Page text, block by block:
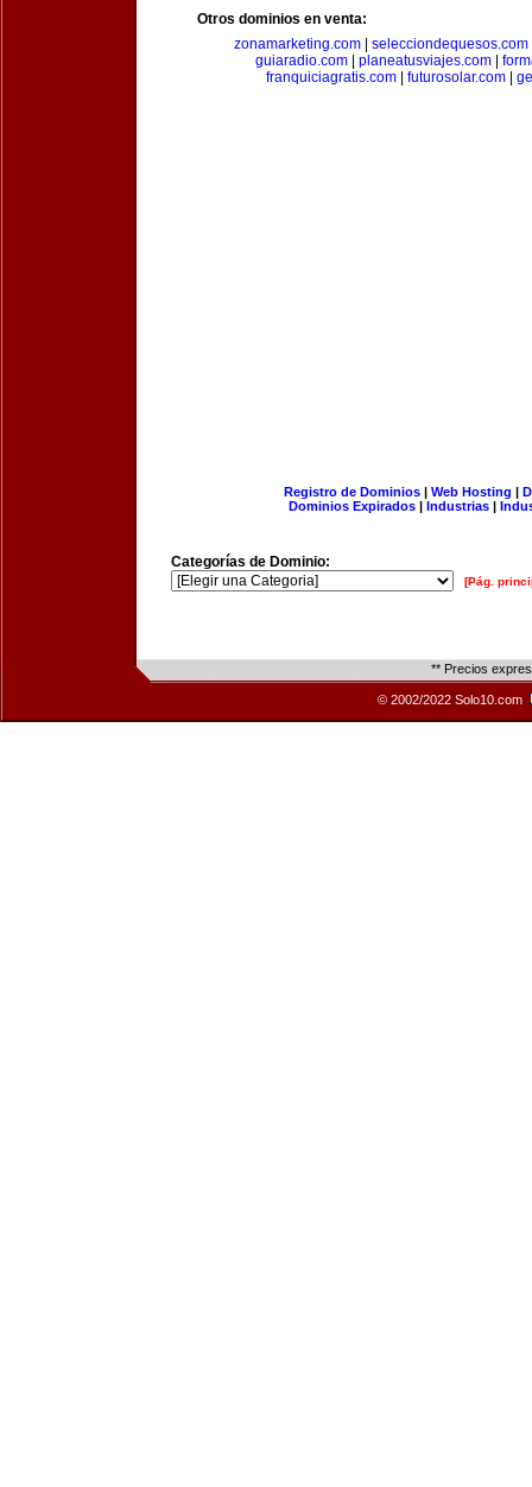
Otros dominios en venta:
zonamarketing.com| selecciondequesos.com
guiaradio.com
planeatusviajes.com
franquiciagratis.com
futurosolar.com
Registro de Dominios| Web Hosting |
Dominios Expirados | Industrias |
Categorías de Dominio:
[Pág.
** Precios
© 2002/2022 Solo10.com